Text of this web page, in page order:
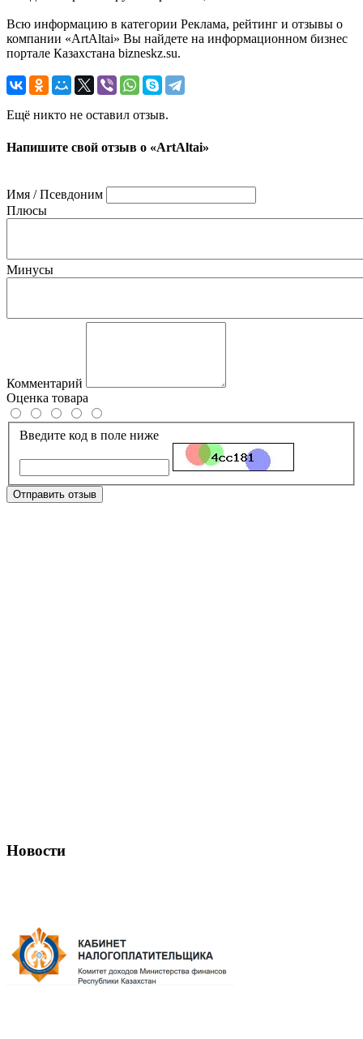
Всю информацию в категории Реклама, рейтинг и отзывы о
компании «ArtAltai» Вы найдете на информационном бизнес
портале Казахстана bizneskz.su.
Ещё никто не оставил отзыв.
Напишите свой отзыв о «ArtAltai»
Имя / Псевдоним
Плюсы
Минусы
Комментарий
Оценка товара
Введите код в поле ниже
Отправить отзыв
Новости